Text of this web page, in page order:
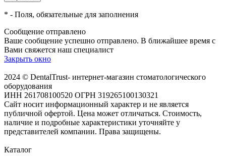
* - Поля, обязательные для заполнения
Сообщение отправлено
Ваше сообщение успешно отправлено. В ближайшее время с
Вами свяжется наш специалист
Закрыть окно
2024 © DentalTrust- интернет-магазин стоматологического
оборудования
ИНН 261708100520 ОГРН 319265100130321
Сайт носит информационный характер и не является
публичной офертой. Цена может отличаться. Стоимость,
наличие и подробные характеристики уточняйте у
представителей компании. Права защищены.
Каталог